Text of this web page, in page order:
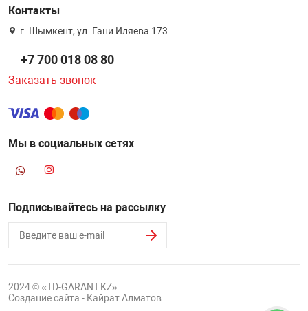
Контакты
г. Шымкент, ул. Гани Иляева 173
+7 700 018 08 80
Заказать звонок
Мы в социальных сетях
Подписывайтесь на рассылку
2024 © «TD-GARANT.KZ»
Создание сайта - Кайрат Алматов